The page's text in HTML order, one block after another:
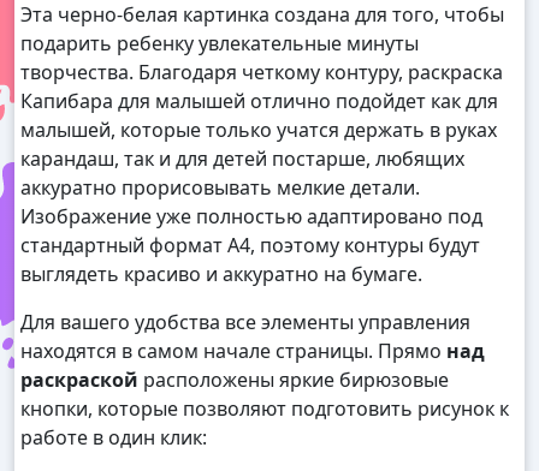
Эта черно-белая картинка создана для того, чтобы
подарить ребенку увлекательные минуты
творчества. Благодаря четкому контуру, раскраска
Капибара для малышей отлично подойдет как для
малышей, которые только учатся держать в руках
карандаш, так и для детей постарше, любящих
аккуратно прорисовывать мелкие детали.
Изображение уже полностью адаптировано под
стандартный формат А4, поэтому контуры будут
выглядеть красиво и аккуратно на бумаге.
Для вашего удобства все элементы управления
находятся в самом начале страницы. Прямо над
раскраской расположены яркие бирюзовые
кнопки, которые позволяют подготовить рисунок к
работе в один клик: